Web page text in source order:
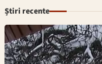
Știri recente